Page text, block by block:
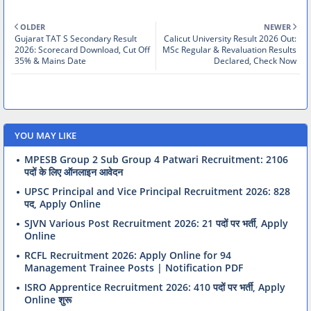
NEWER
Calicut University Result 2026 Out:
MSc Regular & Revaluation Results
Declared, Check Now
OLDER
Gujarat TAT S Secondary Result
2026: Scorecard Download, Cut Off
35% & Mains Date
YOU MAY LIKE
MPESB Group 2 Sub Group 4 Patwari Recruitment: 2106
पदों के लिए ऑनलाइन आवेदन
UPSC Principal and Vice Principal Recruitment 2026: 828
पद, Apply Online
SJVN Various Post Recruitment 2026: 21 पदों पर भर्ती, Apply
Online
RCFL Recruitment 2026: Apply Online for 94
Management Trainee Posts | Notification PDF
ISRO Apprentice Recruitment 2026: 410 पदों पर भर्ती, Apply
Online शुरू